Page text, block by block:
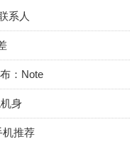
系人
：Note
身
机推荐